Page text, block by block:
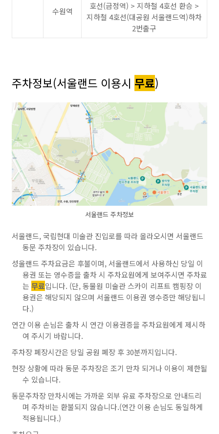
수원역
호선(금정역) > 지하철 4호선 환승 >
지하철 4호선(대공원 서울랜드역)하차
2번출구
주차정보(서울랜드 이용시 무료)
서울랜드 주차정보
서울랜드, 국립현대 미술관 진입로를 따라 올라오시면 서울랜드
동문 주차장이 있습니다.
성울랜드 주차요금은 후불이며, 서울랜드에서 사용하신 당일 이
용권 또는 영수증을 출차 시 주차요원에게 보여주시면 주차료
는 무료입니다. (단, 동물원 미술관 스카이 리프트 캠핑장 이
용권은 해당되지 않으며 서울랜드 이용권 영수증만 해당됩니
다.)
연간 이용 손님은 출차 시 연간 이용권증을 주차요원에게 제시하
여 주시기 바랍니다.
주차장 폐장시간은 당일 공원 폐장 후 30분까지입니다.
현장 상황에 따라 동문 주차장은 조기 만차 되거나 이용이 제한될
수 있습니다.
동문주차장 만차시에는 가까운 외부 유료 주차장으로 안내드리
며 주차비는 환불되지 않습니다.(연간 이용 손님도 동일하게
적용됩니다.)